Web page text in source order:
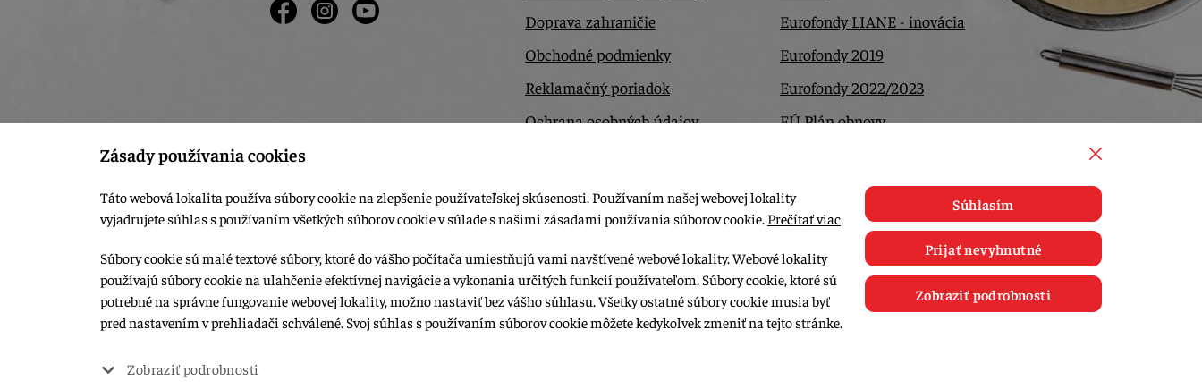
Doprava zahraničie
Obchodné podmienky
Reklamačný poriadok
Ochrana osobných údajov
Eurofondy LIANE - inovácia
Eurofondy 2019
Eurofondy 2022/2023
EÚ Plán obnovy
© 2015-2026, LIANA GOLIAŠ s.r.o. všetky práva vyhradené.
Upraviť nastavenia Cookies
Zásady používania cookies
Táto webová lokalita používa súbory cookie na zlepšenie používateľskej skúsenosti. Používaním našej webovej lokality
vyjadrujete súhlas s používaním všetkých súborov cookie v súlade s našimi zásadami používania súborov cookie. Prečítať viac
Súbory cookie sú malé textové súbory, ktoré do vášho počítača umiestňujú vami navštívené webové lokality. Webové lokality
používajú súbory cookie na uľahčenie efektívnej navigácie a vykonania určitých funkcií používateľom. Súbory cookie, ktoré sú
potrebné na správne fungovanie webovej lokality, možno nastaviť bez vášho súhlasu. Všetky ostatné súbory cookie musia byť
pred nastavením v prehliadači schválené. Svoj súhlas s používaním súborov cookie môžete kedykoľvek zmeniť na tejto stránke.
Zobraziť podrobnosti
Súhlasím
Prijať nevyhnutné
Zobraziť podrobnosti